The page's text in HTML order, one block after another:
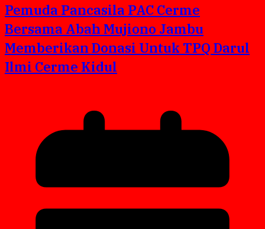
Pemuda Pancasila PAC Cerme
Bersama Abah Mujiono Jambu
Memberikan Donasi Untuk TPQ Darul
Ilmi Cerme Kidul